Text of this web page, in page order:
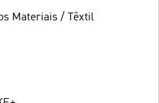
Materiais / Têxtil